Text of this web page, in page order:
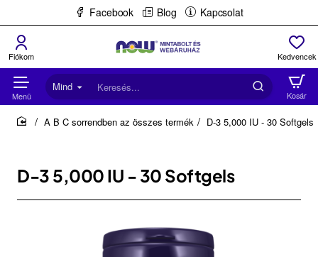
Facebook Blog Kapcsolat
Mind
Keresés...
A B C sorrendben az összes termék D-3 5,000 IU - 30 Softgels
D-3 5,000 IU - 30 Softgels